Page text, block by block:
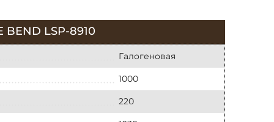
LSP-8910
Галогеновая
1000
220